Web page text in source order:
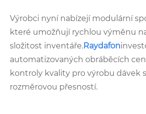
Výrobci nyní nabízejí modulární
které umožňují rychlou výměnu
složitost inventáře.Raydafon
automatizovaných obráběcích
kontroly kvality pro výrobu dávek
rozměrovou přesností.